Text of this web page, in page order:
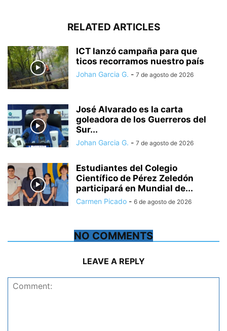
RELATED ARTICLES
ICT lanzó campaña para que
ticos recorramos nuestro país
Johan Garcia G. - 7 de agosto de 2026
José Alvarado es la carta
goleadora de los Guerreros del
Sur...
Johan Garcia G. - 7 de agosto de 2026
Estudiantes del Colegio
Científico de Pérez Zeledón
participará en Mundial de...
Carmen Picado - 6 de agosto de 2026
NO COMMENTS
LEAVE A REPLY